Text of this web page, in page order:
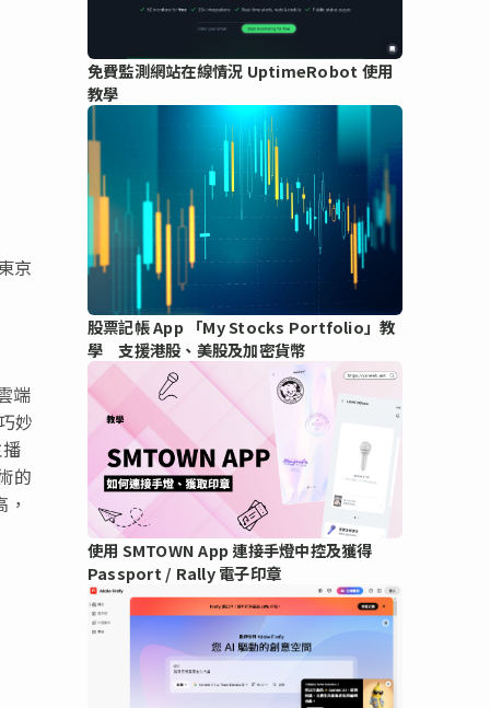
京
端
妙
的
免費監測網站在線情況 UptimeRobot 使用
教學
股票記帳 App 「My Stocks Portfolio」教
學 支援港股、美股及加密貨幣
使用 SMTOWN App 連接手燈中控及獲得
Passport / Rally 電子印章